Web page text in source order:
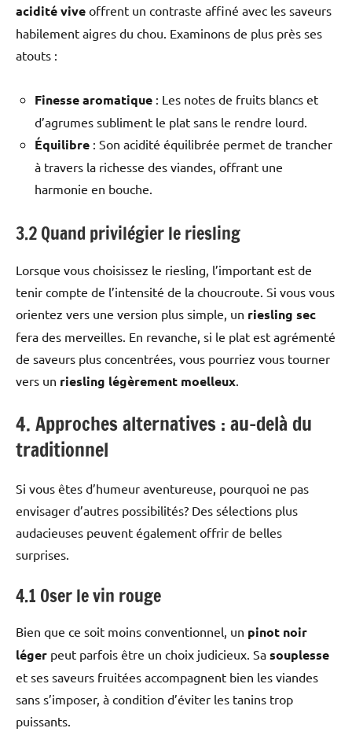
acidité vive offrent un contraste affiné avec les saveurs
habilement aigres du chou. Examinons de plus près ses
atouts :
Finesse aromatique : Les notes de fruits blancs et
d’agrumes subliment le plat sans le rendre lourd.
Équilibre : Son acidité équilibrée permet de trancher
à travers la richesse des viandes, offrant une
harmonie en bouche.
3.2 Quand privilégier le riesling
Lorsque vous choisissez le riesling, l’important est de
tenir compte de l’intensité de la choucroute. Si vous vous
orientez vers une version plus simple, un riesling sec
fera des merveilles. En revanche, si le plat est agrémenté
de saveurs plus concentrées, vous pourriez vous tourner
vers un riesling légèrement moelleux
4. Approches alternatives : au-delà du
traditionnel
Si vous êtes d’humeur aventureuse, pourquoi ne pas
envisager d’autres possibilités? Des sélections plus
audacieuses peuvent également offrir de belles
surprises.
4.1 Oser le vin rouge
Bien que ce soit moins conventionnel, un pinot noir
léger peut parfois être un choix judicieux. Sa souplesse
et ses saveurs fruitées accompagnent bien les viandes
sans s’imposer, à condition d’éviter les tanins trop
puissants.